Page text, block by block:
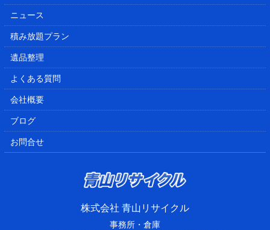
ニュース
積み放題プラン
遺品整理
よくある質問
会社概要
ブログ
お問合せ
株式会社 青山リサイクル
事務所・倉庫